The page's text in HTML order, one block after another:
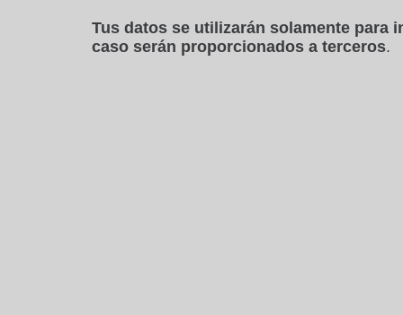
Tus datos se utilizarán solamente para
caso serán proporcionados a terceros.